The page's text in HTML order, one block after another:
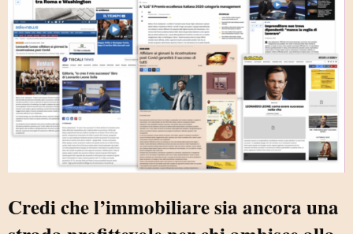
Credi che l’immobiliare sia ancora una